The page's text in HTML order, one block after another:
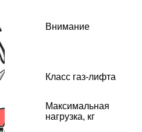
Внимание
Класс газ-лифта
Максимальная
нагрузка, кг